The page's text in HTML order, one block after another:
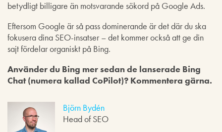
betydligt billigare än motsvarande sökord på Google Ads.
Eftersom Google är så pass dominerande är det där du ska
fokusera dina SEO-insatser – det kommer också att ge din
sajt fördelar organiskt på Bing.
Använder du Bing mer sedan de lanserade Bing
Chat (numera kallad CoPilot)? Kommentera gärna.
Björn Bydén
Head of SEO